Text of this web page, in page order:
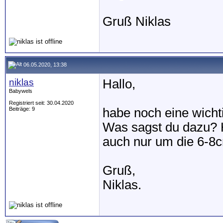
Gruß Niklas
06.05.2020, 13:38
niklas
Babywels
Registriert seit: 30.04.2020
Beiträge: 9
Hallo,
habe noch eine
Was sagst du dazu?
auch nur um die 6-
Gruß,
Niklas.